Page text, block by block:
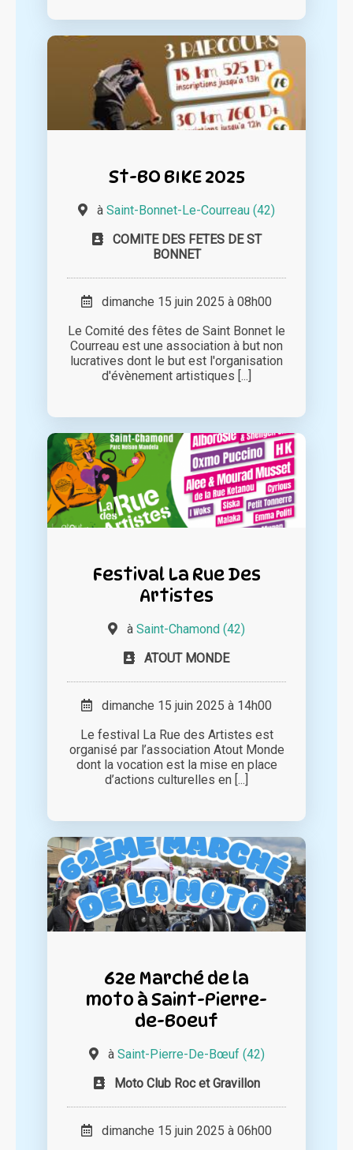
St-BO BIKE 2025
à Saint-Bonnet-Le-Courreau (42)
COMITE DES FETES DE ST
BONNET
dimanche 15 juin 2025 à 08h00
Le Comité des fêtes de Saint Bonnet le
Courreau est une association à but non
lucratives dont le but est l'organisation
d'évènement artistiques [...]
Festival La Rue Des
Artistes
à Saint-Chamond (42)
ATOUT MONDE
dimanche 15 juin 2025 à 14h00
Le festival La Rue des Artistes est
organisé par l’association Atout Monde
dont la vocation est la mise en place
d’actions culturelles en [...]
62e Marché de la
moto à Saint-Pierre-
de-Boeuf
à Saint-Pierre-De-Bœuf (42)
Moto Club Roc et Gravillon
dimanche 15 juin 2025 à 06h00